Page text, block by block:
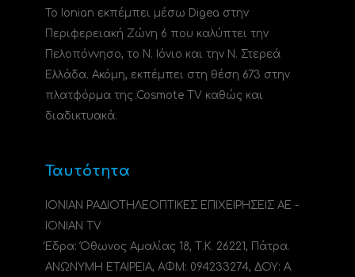
Το Ionian εκπέμπει μέσω Digea στην
Περιφερειακή Ζώνη 6 που καλύπτει την
Πελοπόννησο, το N. Ιόνιο και την Ν. Στερεά
Ελλάδα. Ακόμη, εκπέμπει στη θέση 673 στην
πλατφόρμα της Cosmote TV καθώς και
διαδικτυακά.
Ταυτότητα
ΙΟΝΙΑΝ ΡΑΔΙΟΤΗΛΕΟΠΤΙΚΕΣ ΕΠΙΧΕΙΡΗΣΕΙΣ ΑΕ -
IONIAN TV
Έδρα: Όθωνος Αμαλίας 18, Τ.Κ. 26221, Πάτρα.
ΑΝΩΝΥΜΗ ΕΤΑΙΡΕΙΑ, ΑΦΜ: 094233274, ΔΟΥ: A